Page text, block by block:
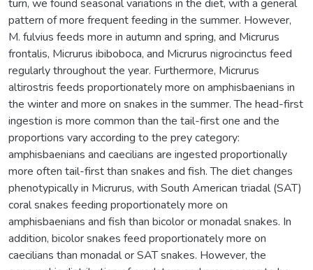
turn, we found seasonal variations in the diet, with a general
pattern of more frequent feeding in the summer. However,
M. fulvius feeds more in autumn and spring, and Micrurus
frontalis, Micrurus ibiboboca, and Micrurus nigrocinctus feed
regularly throughout the year. Furthermore, Micrurus
altirostris feeds proportionately more on amphisbaenians in
the winter and more on snakes in the summer. The head-first
ingestion is more common than the tail-first one and the
proportions vary according to the prey category:
amphisbaenians and caecilians are ingested proportionally
more often tail-first than snakes and fish. The diet changes
phenotypically in Micrurus, with South American triadal (SAT)
coral snakes feeding proportionately more on
amphisbaenians and fish than bicolor or monadal snakes. In
addition, bicolor snakes feed proportionately more on
caecilians than monadal or SAT snakes. However, the